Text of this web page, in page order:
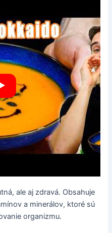
ale aj zdravá. Obsahuje
a minerálov, ktoré sú
organizmu.